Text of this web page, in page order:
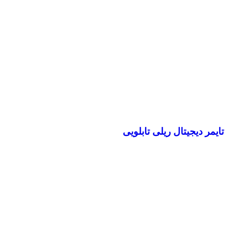
تایمر دیجیتال ریلی تابلویی